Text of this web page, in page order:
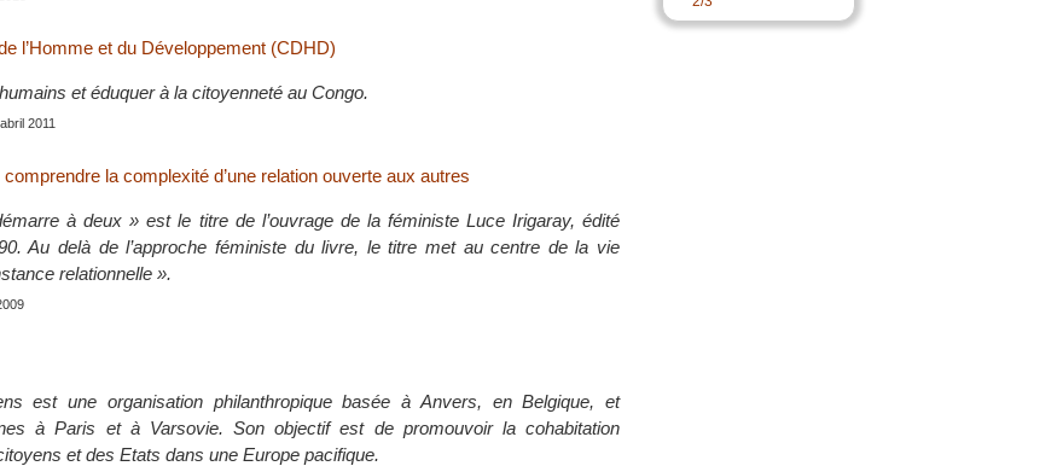
l’Homme et du Développement (CDHD)
et éduquer à la citoyenneté au Congo.
2011
la complexité d’une relation ouverte aux autres
à deux » est le titre de l’ouvrage de la féministe Luce Irigaray, édité
Au delà de l’approche féministe du livre, le titre met au centre de la vie
relationnelle ».
est une organisation philanthropique basée à Anvers, en Belgique, et
à Paris et à Varsovie. Son objectif est de promouvoir la cohabitation
et des Etats dans une Europe pacifique.